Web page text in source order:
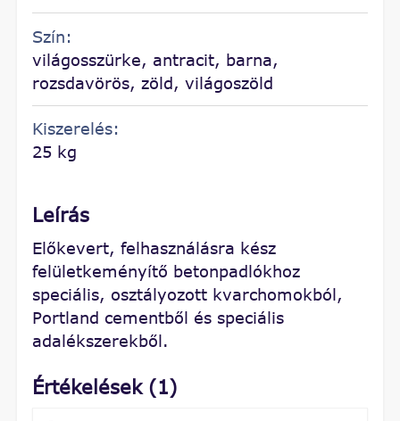
Szín:
világosszürke, antracit, barna,
rozsdavörös, zöld, világoszöld
Kiszerelés:
25 kg
Leírás
Előkevert, felhasználásra kész
felületkeményítő betonpadlókhoz
speciális, osztályozott kvarchomokból,
Portland cementből és speciális
adalékszerekből.
Értékelések (1)